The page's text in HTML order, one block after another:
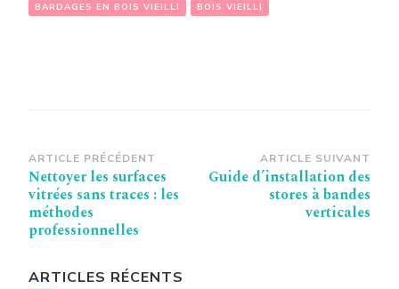
BARDAGES EN BOIS VIEILLI BOIS VIEILLI
Navigation
d’article
ARTICLE PRÉCÉDENT
Nettoyer les surfaces
vitrées sans traces : les
méthodes
professionnelles
ARTICLE SUIVANT
Guide d’installation des
stores à bandes
verticales
ARTICLES RÉCENTS